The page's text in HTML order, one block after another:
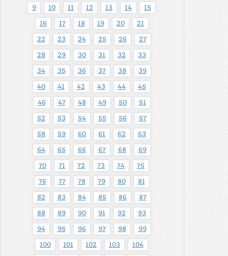
9 10 11 12 13 14 15
16 17 18 19 20 21
22 23 24 25 26 27
28 29 30 31 32 33
34 35 36 37 38 39
40 41 42 43 44 45
46 47 48 49 50 51
52 53 54 55 56 57
58 59 60 61 62 63
64 65 66 67 68 69
70 71 72 73 74 75
76 77 78 79 80 81
82 83 84 85 86 87
88 89 90 91 92 93
94 95 96 97 98 99
100 101 102 103 104